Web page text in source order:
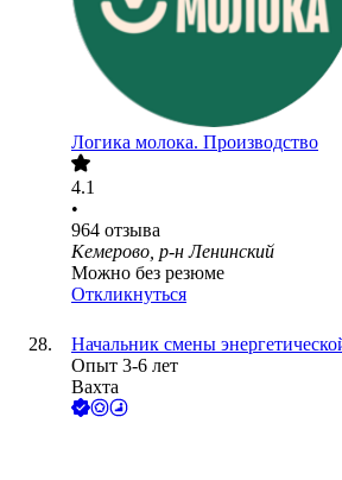
Логика молока. Производство
4.1
•
964 отзыва
Кемерово, р-н Ленинский
Можно без резюме
Откликнуться
Начальник смены
Опыт 3-6 лет
Вахта